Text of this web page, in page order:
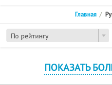
По рейтингу
Главная
ПОКАЗАТЬ